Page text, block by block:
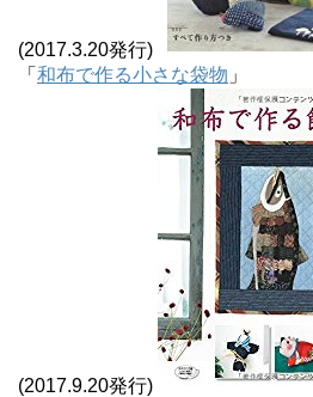
(2017.3.20発行)
「 和布で作る小さな袋物 」
(2017.9.20発行)